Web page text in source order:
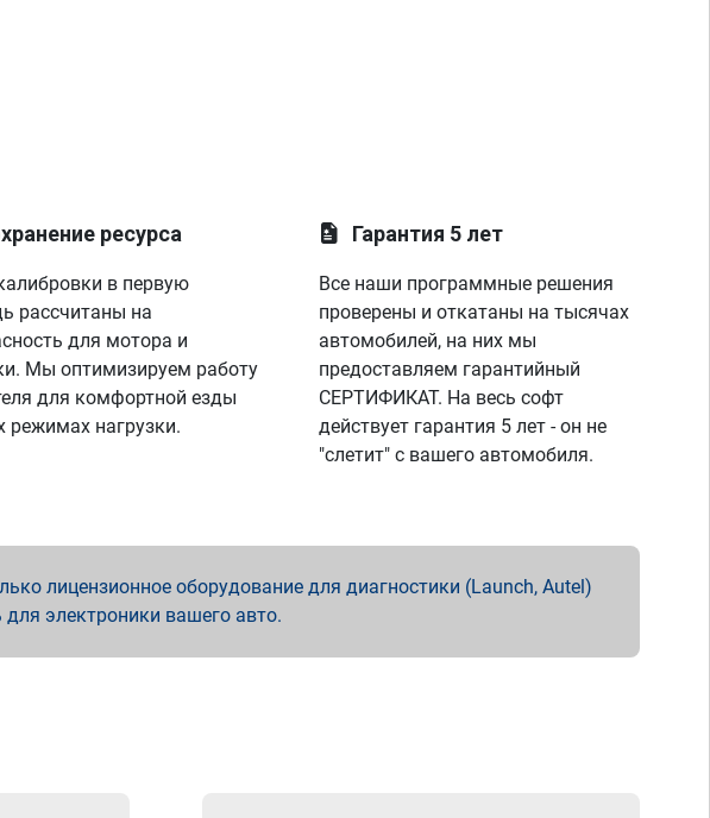
ресурса
в первую
рассчитаны на
для мотора и
Мы оптимизируем работу
для комфортной езды
режимах нагрузки.
Гарантия 5 лет
Все наши программные решения
проверены и откатаны на тысячах
автомобилей, на них мы
предоставляем гарантийный
СЕРТИФИКАТ. На весь софт
действует гарантия 5 лет - он не
"слетит" с вашего автомобиля.
лицензионное оборудование для диагностики (Launch, Autel)
для электроники вашего авто.